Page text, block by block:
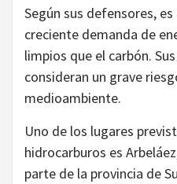
Según sus defensores,
creciente demanda de
limpios que el carbón.
consideran un grave
medioambiente.
Uno de los lugares
hidrocarburos es
parte de la provincia de